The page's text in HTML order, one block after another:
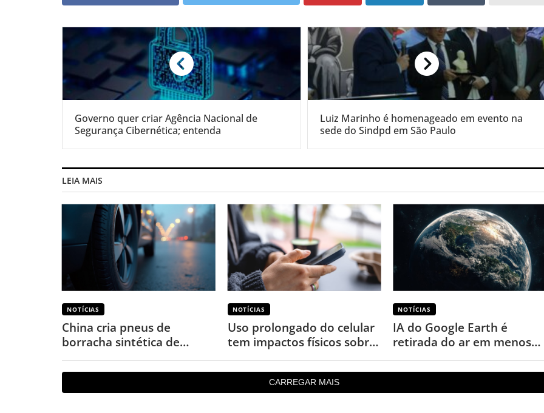
Governo quer criar Agência Nacional de
Segurança Cibernética; entenda
Luiz Marinho é homenageado em evento na
sede do Sindpd em São Paulo
LEIA MAIS
NOTÍCIAS
China cria pneus de
borracha sintética de
terras-raras para veículos
elétricos
NOTÍCIAS
Uso prolongado do celular
tem impactos físicos sobre
o corpo
NOTÍCIAS
IA do Google Earth é
retirada do ar em menos
de um dia após uso
inesperado
CARREGAR MAIS